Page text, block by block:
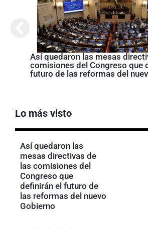
Así quedaron las mesas
comisiones del Congreso que
futuro de las reformas del
Lo más visto
Así quedaron las
mesas directivas de
las comisiones del
Congreso que
definirán el futuro de
las reformas del nuevo
Gobierno